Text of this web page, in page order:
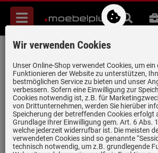
Menü
Suche
Blanco 220 381 Abtropfrost
Artikel-Nummer:19935079 | Herstellernummer:
EAN:4020684415781
Wir verwenden Cookies
Unser Online-Shop verwendet Cookies, um
Funktionieren der Website zu unterstützen,
bestmöglichen Service zu bieten und unser
verbessern. Sofern eine Einwilligung zur
Cookies notwendig ist, z.B. für
von Drittunternehmen, werden Sie hierüber
Speicherung der betreffenden Cookies erfolgt
Grundlage Ihrer Einwilligung gem. Art. 6 Abs. 1
welche jederzeit widerrufbar ist. Die meisten
verwendeten Cookies sind so genannte
technisch notwendig, um z.B. grundlegende